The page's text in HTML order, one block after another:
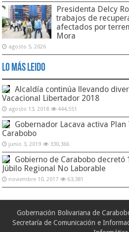
Presidenta Delcy
trabajos de
afectados por
Mora
agosto 5, 2026
Lo Más Leido
Alcaldía continúa llevando
Vacacional Libertador 2018
agosto 13, 2018 444,551
Gobernador Lacava activa Plan
Carabobo
junio 3, 2019 330,366
Gobierno de Carabobo
Júbilo Regional No Laborable
noviembre 10, 2017 63,381
Gobernación Bolivariana de
Secretaría de Comunicación e